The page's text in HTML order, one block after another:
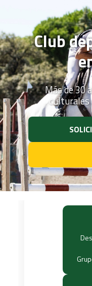
Club
Más de 30
culturales